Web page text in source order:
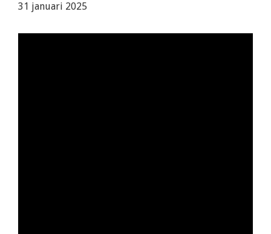
31 januari 2025